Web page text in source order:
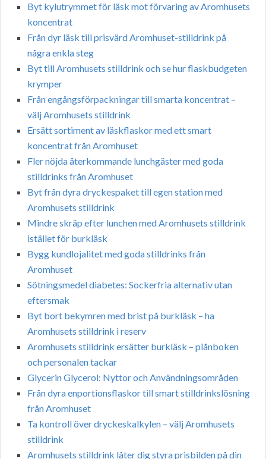
Byt kylutrymmet för läsk mot förvaring av Aromhusets
koncentrat
Från dyr läsk till prisvärd Aromhuset-stilldrink på
några enkla steg
Byt till Aromhusets stilldrink och se hur flaskbudgeten
krymper
Från engångsförpackningar till smarta koncentrat –
välj Aromhusets stilldrink
Ersätt sortiment av läskflaskor med ett smart
koncentrat från Aromhuset
Fler nöjda återkommande lunchgäster med goda
stilldrinks från Aromhuset
Byt från dyra dryckespaket till egen station med
Aromhusets stilldrink
Mindre skräp efter lunchen med Aromhusets stilldrink
istället för burkläsk
Bygg kundlojalitet med goda stilldrinks från
Aromhuset
Sötningsmedel diabetes: Sockerfria alternativ utan
eftersmak
Byt bort bekymren med brist på burkläsk – ha
Aromhusets stilldrink i reserv
Aromhusets stilldrink ersätter burkläsk – plånboken
och personalen tackar
Glycerin Glycerol: Nyttor och Användningsområden
Från dyra enportionsflaskor till smart stilldrinkslösning
från Aromhuset
Ta kontroll över dryckeskalkylen – välj Aromhusets
stilldrink
Aromhusets stilldrink låter dig styra prisbilden på din